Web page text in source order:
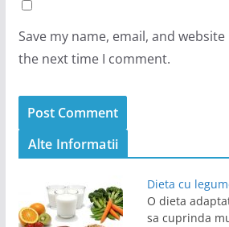
Save my name, email, and
the next time I comment.
Alte Informatii
Dieta cu
O dieta
sa cuprinda